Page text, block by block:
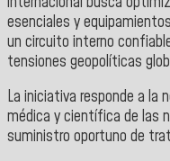
esenciales y
un circuito interno
tensiones geopolíticas
La iniciativa responde a la
médica y científica de las
suministro oportuno de